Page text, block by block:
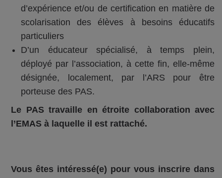
d’expérience et/ou de certification en matière de
scolarisation des élèves à besoins éducatifs
particuliers
D’un éducateur spécialisé, à temps plein,
déployé par l’association, à cette fin, elle-même
désignée, localement, par l’ARS pour être
porteuse des PAS.
Le PAS travaille en étroite collaboration avec
l’EMAS à laquelle il est rattaché.
Vous êtes intéressé(e) pour vous inscrire dans